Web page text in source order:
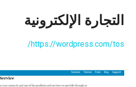
التجارة الإلكترونية
https://wordpress.com/tos/